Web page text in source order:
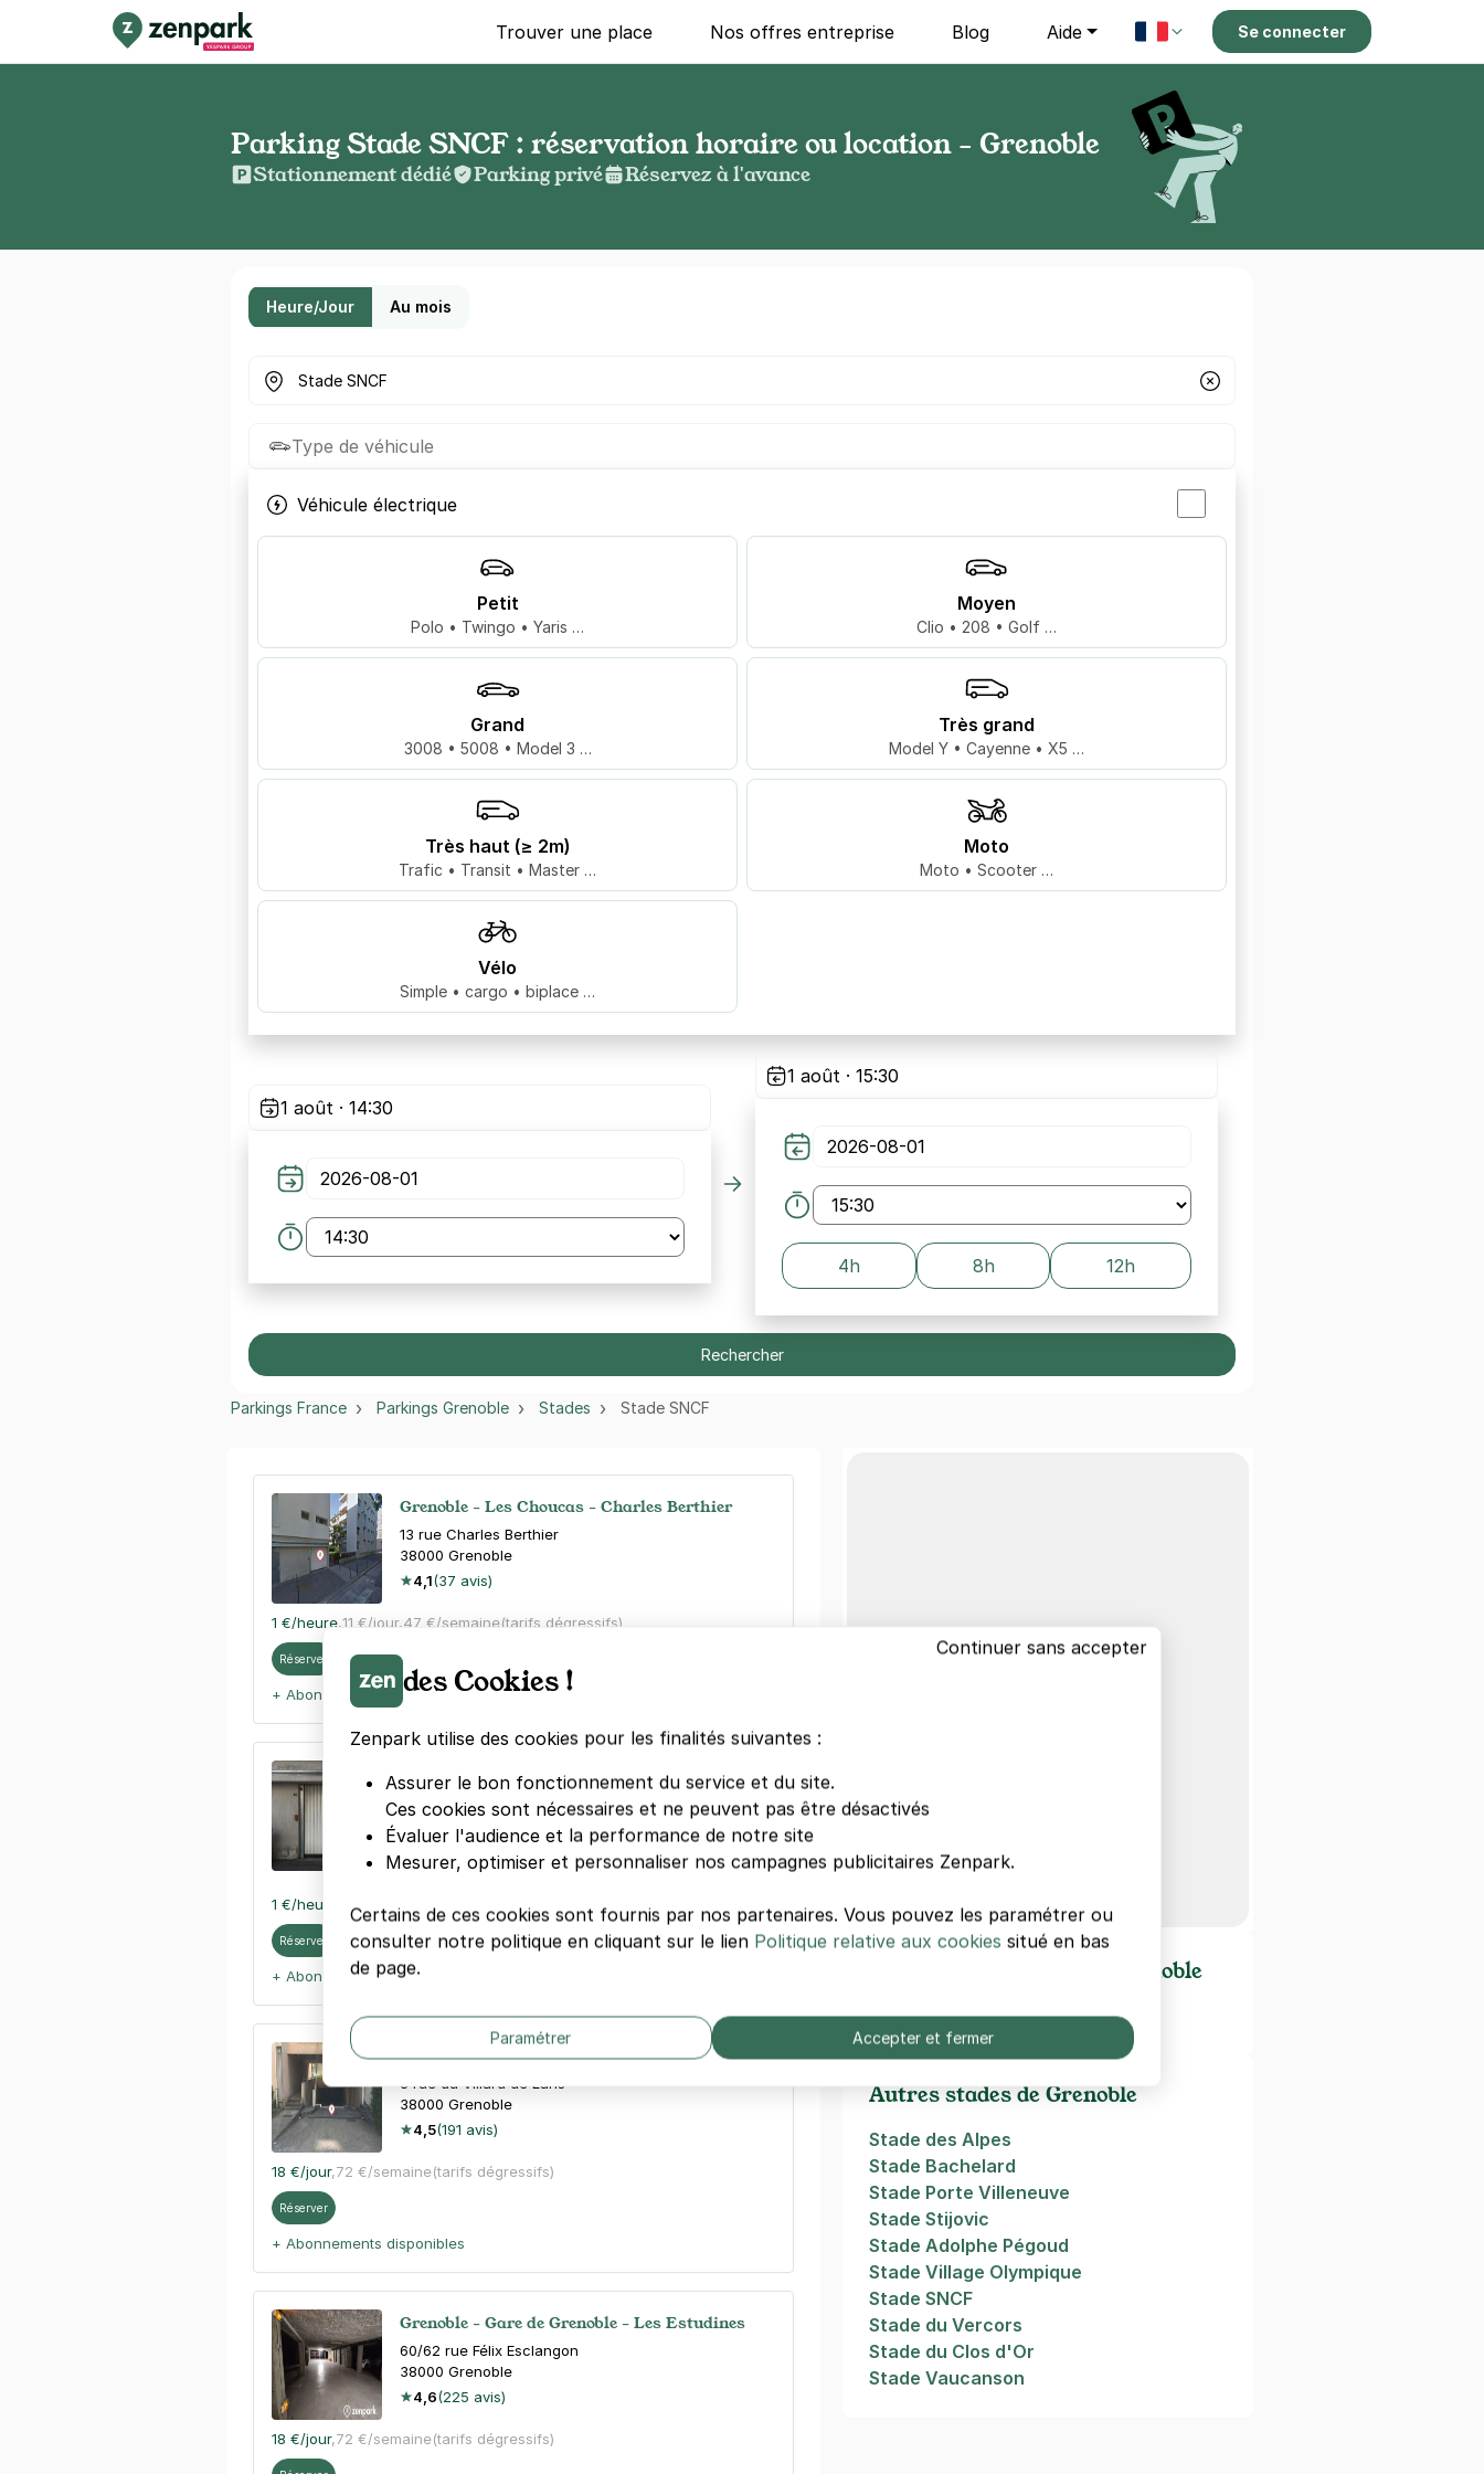
Trouver une place Nos offres entreprise Blog Aide Se connecter
Parking Stade SNCF : réservation horaire ou location - Grenoble
Stationnement dédié Parking privé Réservez à l'avance
Heure/Jour Au mois
Où cherchez-vous un parking ?
Type de véhicule
Véhicule électrique
Petit
Polo • Twingo • Yaris …
Moyen
Clio • 208 • Golf …
Grand
3008 • 5008 • Model 3 …
Très grand
Model Y • Cayenne • X5 …
Très haut (≥ 2m)
Trafic • Transit • Master …
Moto
Moto • Scooter …
Vélo
Simple • cargo • biplace …
1 août · 14:30
1 août · 15:30
4h 8h 12h
Rechercher
Parkings France Parkings Grenoble Stades Stade SNCF
Grenoble - Les Choucas - Charles Berthier
13 rue Charles Berthier
38000 Grenoble
4,1(37 avis)
1 €/heure,11 €/jour,47 €/semaine(tarifs dégressifs)
Réserver
+ Abonnements disponibles
Grenoble - Les Choucas - quai Paul Louis
5 rue Charles Berthier
38000 Grenoble
4,6 (40 avis)
1 €/heure 11 €/jour, 47 €/semaine (tarifs dégressifs)
Réserver
+ Abonnements disponibles
Grenoble - quai de la Graille - Elie Vernet
3 rue du Villard de Lans
38000 Grenoble
4,5(191 avis)
18 €/jour,72 €/semaine(tarifs dégressifs)
Réserver
+ Abonnements disponibles
Grenoble - Gare de Grenoble - Les Estudines
60/62 rue Félix Esclangon
38000 Grenoble
4,6(225 avis)
18 €/jour,72 €/semaine(tarifs dégressifs)
Autre lieux d'intérêts à Grenoble
Grenoble INP Ense3
Autres stades de Grenoble
Stade des Alpes
Stade Bachelard
Stade Porte Villeneuve
Stade Stijovic
Stade Adolphe Pégoud
Stade Village Olympique
Stade SNCF
Stade du Vercors
Stade du Clos d'Or
Stade Vaucanson
Continuer sans accepter
des Cookies !
Zenpark utilise des cookies pour les finalités suivantes :
Assurer le bon fonctionnement du service et du site.
Ces cookies sont nécessaires et ne peuvent pas être désactivés
Évaluer l'audience et la performance de notre site
Mesurer, optimiser et personnaliser nos campagnes publicitaires Zenpark.
Certains de ces cookies sont fournis par nos partenaires. Vous pouvez les paramétrer ou
consulter notre politique en cliquant sur le lien Politique relative aux cookies situé en bas
de page.
Paramétrer Accepter et fermer